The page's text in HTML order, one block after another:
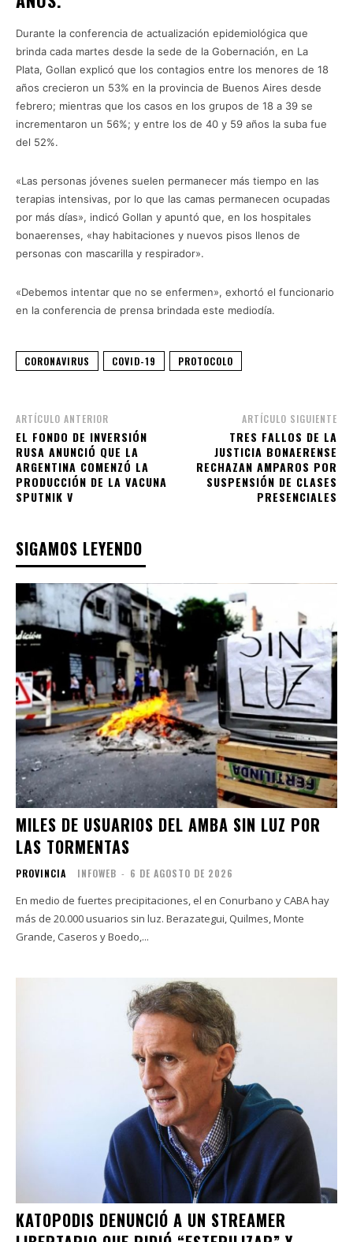
Durante la conferencia de actualización epidemiológica que
brinda cada martes desde la sede de la Gobernación, en La
Plata, Gollan explicó que los contagios entre los menores de 18
años crecieron un 53% en la provincia de Buenos Aires desde
febrero; mientras que los casos en los grupos de 18 a 39 se
incrementaron un 56%; y entre los de 40 y 59 años la suba fue
del 52%.
«Las personas jóvenes suelen permanecer más tiempo en las
terapias intensivas, por lo que las camas permanecen ocupadas
por más días», indicó Gollan y apuntó que, en los hospitales
bonaerenses, «hay habitaciones y nuevos pisos llenos de
personas con mascarilla y respirador».
«Debemos intentar que no se enfermen», exhortó el funcionario
en la conferencia de prensa brindada este mediodía.
CORONAVIRUS COVID-19 PROTOCOLO
ARTÍCULO ANTERIOR
EL FONDO DE INVERSIÓN
RUSA ANUNCIÓ QUE LA
ARGENTINA COMENZÓ LA
PRODUCCIÓN DE LA VACUNA
SPUTNIK V
ARTÍCULO SIGUIENTE
TRES FALLOS DE LA
JUSTICIA BONAERENSE
RECHAZAN AMPAROS POR
SUSPENSIÓN DE CLASES
PRESENCIALES
SIGAMOS LEYENDO
MILES DE USUARIOS DEL AMBA SIN LUZ POR
LAS TORMENTAS
PROVINCIA INFOWEB - 6 DE AGOSTO DE 2026
En medio de fuertes precipitaciones, el en Conurbano y CABA hay
más de 20.000 usuarios sin luz. Berazategui, Quilmes, Monte
Grande, Caseros y Boedo,...
KATOPODIS DENUNCIÓ A UN STREAMER